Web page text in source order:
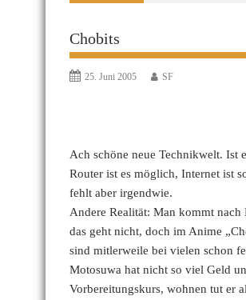
Chobits
25. Juni 2005 SF
Ach schöne neue Technikwelt. Ist
Router ist es möglich, Internet ist
fehlt aber irgendwie.
Andere Realität: Man kommt
das geht nicht, doch im Anime
sind mitlerweile bei vielen schon
Motosuwa hat nicht so viel Geld
Vorbereitungskurs, wohnen tut er